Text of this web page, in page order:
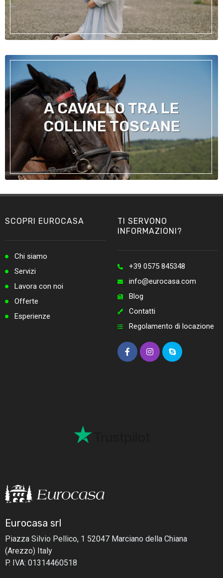
A CAVALLO TRA LE
COLLINE TOSCANE
Eurocasa srl
Piazza Silvio Pellico, 1 52047 Marciano della Chiana
(Arezzo) Italy
P. IVA: 01314460518
SCOPRI EUROCASA
Chi siamo
Servizi
Lavora con noi
Offerte
Esperienze
TI SERVONO
INFORMAZIONI?
+39 0575 845348
info@eurocasa.com
Blog
Contatti
Regolamento di locazione